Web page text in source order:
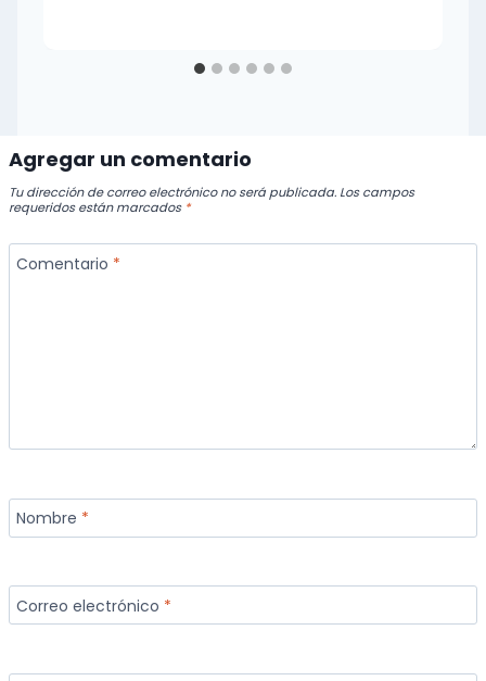
Agregar un comentario
Tu dirección de correo electrónico no será publicada. Los campos
requeridos están marcados *
Comentario *
Nombre *
Correo electrónico *